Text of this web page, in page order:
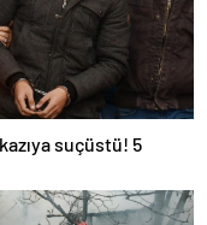
suçüstü! 5